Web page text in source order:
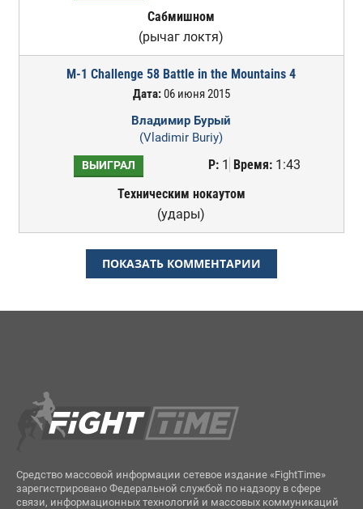
Сабмишном
(рычаг локтя)
M-1 Challenge 58 Battle in the Mountains 4
Дата:06 июня 2015
Владимир Бурый
(Vladimir Buriy)
ВЫИГРАЛ Р:1 Время:1:43
Техническим нокаутом
(удары)
ПОКАЗАТЬ КОММЕНТАРИИ
Средство массовой информации сетевое издание «FightTime»
зарегистрировано Федеральной службой по надзору в сфере
связи, информационных технологий и массовых коммуникаций